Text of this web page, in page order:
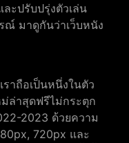
ะปรับปรุ่งตัวเล่น
มาดูกันว่าเว็บหนัง
ราถือเป็นหนึ่งในตัว
ล่าสุดฟรีไม่กระตุก
2023 ด้วยความ
720px และ